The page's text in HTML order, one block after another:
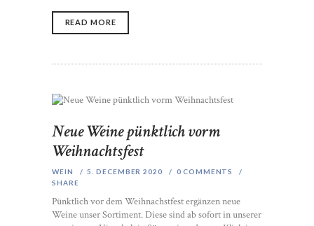
READ MORE
Neue Weine pünktlich vorm
Weihnachtsfest
WEIN 5. DECEMBER 2020 0 COMMENTS
SHARE
Pünktlich vor dem Weihnachstfest ergänzen neue
Weine unser Sortiment. Diese sind ab sofort in unserer